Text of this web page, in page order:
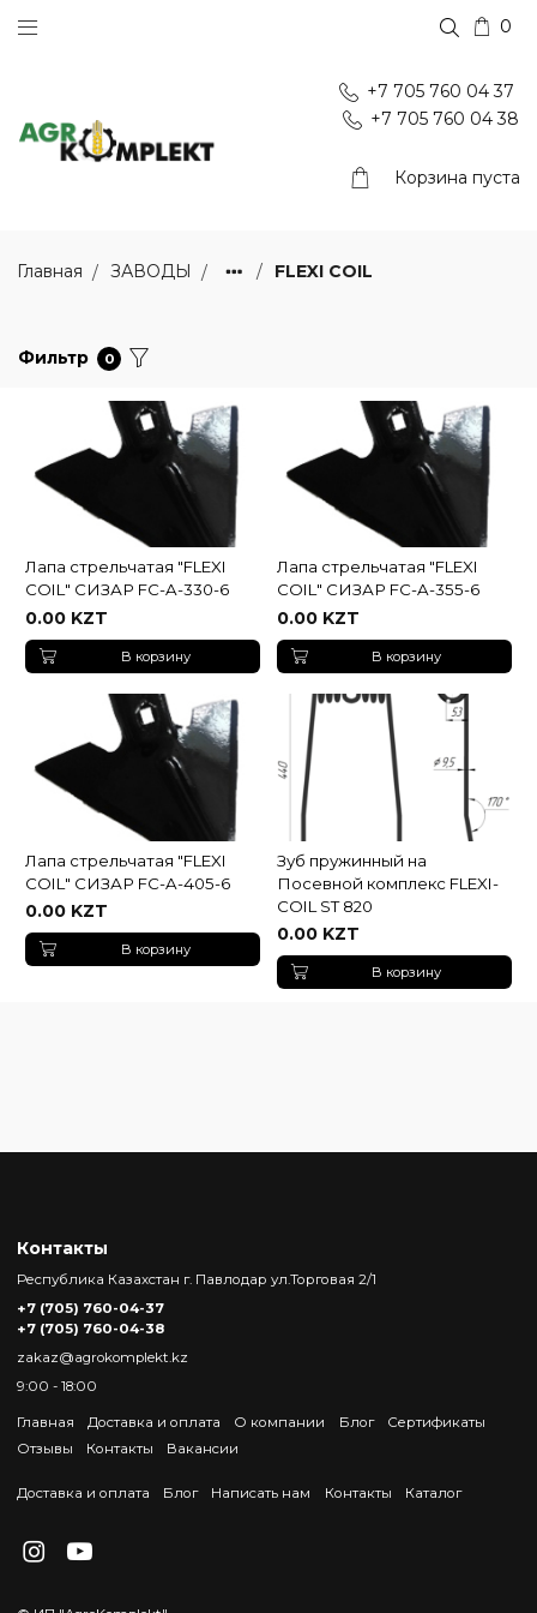
0
+7 705 760 04 37
+7 705 760 04 38
Корзина пуста
Главная ЗАВОДЫ FLEXI COIL
Фильтр 0
Лапа стрельчатая "FLEXI
COIL" СИЗАР FC-A-330-6
0.00 KZT
В корзину
Лапа стрельчатая "FLEXI
COIL" СИЗАР FC-A-355-6
0.00 KZT
В корзину
Лапа стрельчатая "FLEXI
COIL" СИЗАР FC-A-405-6
0.00 KZT
В корзину
Зуб пружинный на
Посевной комплекс FLEXI-
COIL ST 820
0.00 KZT
В корзину
Главная Доставка и оплата О компании Блог
Сертификаты
Отзывы
Контакты Вакансии
Доставка и оплата Блог Написать нам Контакты Каталог
Контакты
Республика Казахстан г. Павлодар ул.Торговая 2/1
+7 (705) 760-04-37
+7 (705) 760-04-38
zakaz@agrokomplekt.kz
9:00 - 18:00